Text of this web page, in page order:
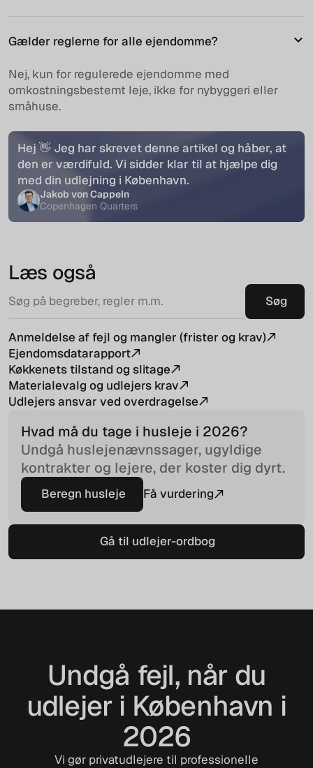
Gælder reglerne for alle ejendomme?
Nej, kun for regulerede ejendomme med
omkostningsbestemt leje, ikke for nybyggeri eller
småhuse.
Hej 👋 Jeg har skrevet denne artikel og håber, at
den er værdifuld. Vi sidder klar til at hjælpe dig
med din udlejning i København.
Jakob von Cappeln
Copenhagen Quarters
Læs også
Anmeldelse af fejl og mangler (frister og krav)
Ejendomsdatarapport
Køkkenets tilstand og slitage
Materialevalg og udlejers krav
Udlejers ansvar ved overdragelse
Hvad må du tage i husleje i 2026?
Undgå huslejenævnssager, ugyldige
kontrakter og lejere, der koster dig dyrt.
Beregn husleje
Beregn husleje
Få vurdering
Gå til udlejer-ordbog
Gå til udlejer-ordbog
Undgå fejl, når du
udlejer i København i
2026
Vi gør privatudlejere til professionelle